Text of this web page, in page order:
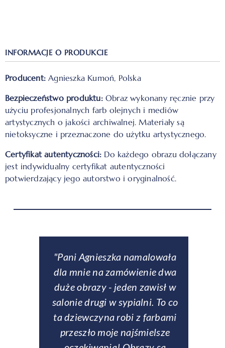
INFORMACJE O PRODUKCIE
Producent: Agnieszka Kumoń, Polska
Bezpieczeństwo produktu:Obraz wykonany ręcznie przy
użyciu profesjonalnych farb olejnych i mediów
artystycznych o jakości archiwalnej. Materiały są
nietoksyczne i przeznaczone do użytku artystycznego.
Certyfikat autentyczności: Do każdego obrazu dołączany
jest indywidualny certyfikat autentyczności
potwierdzający jego autorstwo i oryginalność.
"Pani Agnieszka namalowała
dla mnie na zamówienie dwa
duże obrazy - jeden zawisł w
salonie drugi w sypialni. To co
ta dziewczyna robi z farbami
przeszło moje najśmielsze